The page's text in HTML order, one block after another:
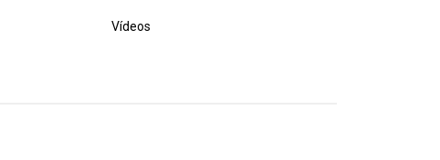
Vídeos